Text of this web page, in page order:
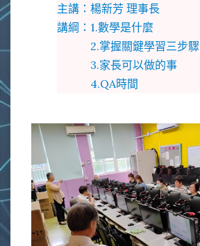
主講：楊新芳 理事長
講綱：1.數學是什麼
2.掌握關鍵學習三步驟
3.家長可以做的事
4.QA時間